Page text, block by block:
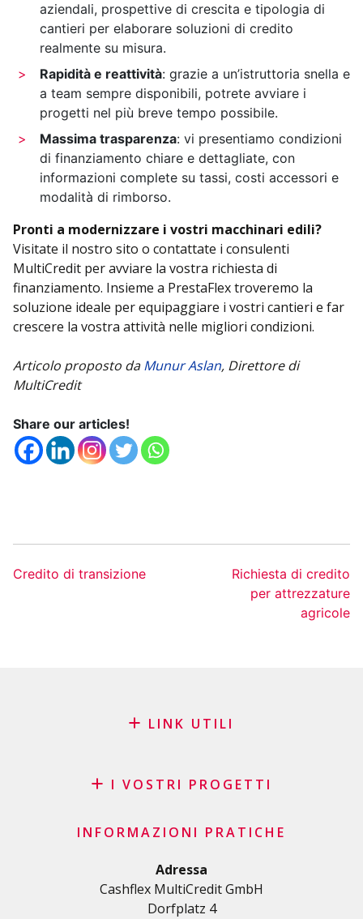
aziendali, prospettive di crescita e tipologia di
cantieri per elaborare soluzioni di credito
realmente su misura.
Rapidità e reattività: grazie a un’istruttoria snella e
a team sempre disponibili, potrete avviare i
progetti nel più breve tempo possibile.
Massima trasparenza: vi presentiamo condizioni
di finanziamento chiare e dettagliate, con
informazioni complete su tassi, costi accessori e
modalità di rimborso.
Pronti a modernizzare i vostri macchinari edili?
Visitate il nostro sito o contattate i consulenti
MultiCredit per avviare la vostra richiesta di
finanziamento. Insieme a PrestaFlex troveremo la
soluzione ideale per equipaggiare i vostri cantieri e far
crescere la vostra attività nelle migliori condizioni.
Articolo proposto daMunur Aslan, Direttore di
MultiCredit
Share our articles!
Credito di transizione
Richiesta di credito
per attrezzature
agricole
LINK UTILI
Richiesta di sponsorizzazione
Lista di controllo importante
Informativa sulla privacy
I VOSTRI PROGETTI
Prestito di ristrutturazione/costruzione
Prestito auto
Prestito per la sua formazione
INFORMAZIONI PRATICHE
Adressa
Cashflex MultiCredit GmbH
Dorfplatz 4